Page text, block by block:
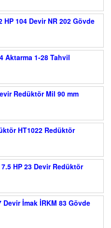
HP 104 Devir NR 202 Gövde
Aktarma 1-28 Tahvil
Redüktör Mil 90 mm
HT1022 Redüktör
HP 23 Devir Redüktör
Devir İmak İRKM 83 Gövde